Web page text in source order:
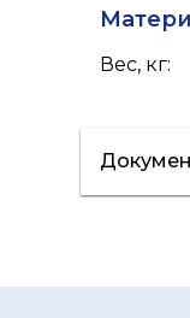
Вес, кг: